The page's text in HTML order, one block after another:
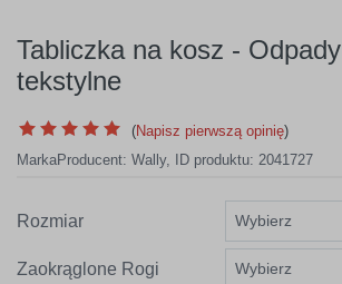
Tabliczka na kosz - Odpady
tekstylne
(Napisz pierwszą opinię)
MarkaProducent: Wally, ID produktu: 2041727
Rozmiar
Zaokrąglone Rogi